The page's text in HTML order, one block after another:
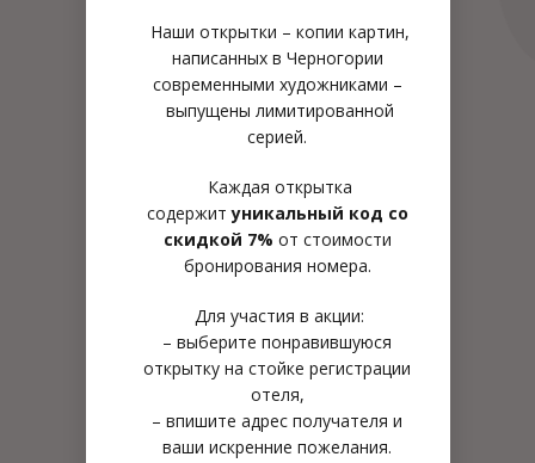
Наши открытки – копии картин,
написанных в Черногории
современными художниками –
выпущены лимитированной
серией.
Каждая открытка
содержитуникальный код со
скидкой 7% от стоимости
бронирования номера.
Для участия в акции:
– выберите понравившуюся
открытку на стойке регистрации
отеля,
– впишите адрес получателя и
ваши искренние пожелания.